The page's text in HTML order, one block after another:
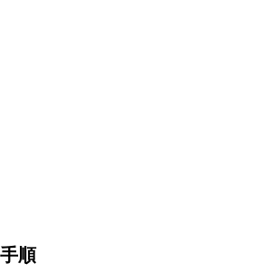
手順